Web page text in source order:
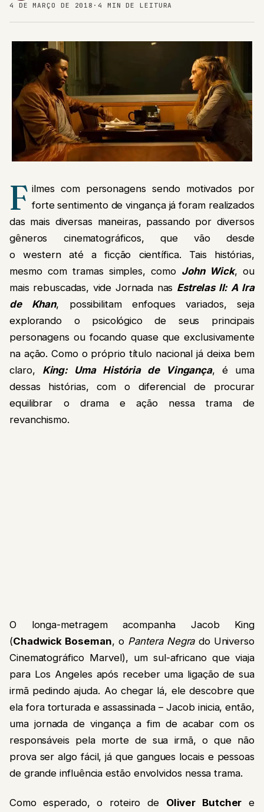
4 DE MARÇO DE 2018 ·4 MIN DE LEITURA
F ilmes com personagens sendo motivados por
forte sentimento de vingança já foram realizados
das mais diversas maneiras, passando por diversos
gêneros cinematográficos, que vão desde
o western até a ficção científica. Tais histórias,
mesmo com tramas simples, como John Wick, ou
mais rebuscadas, vide Jornada nas Estrelas II: A Ira
de Khan, possibilitam enfoques variados, seja
explorando o psicológico de seus principais
personagens ou focando quase que exclusivamente
na ação. Como o próprio título nacional já deixa bem
claro, King: Uma História de Vingança, é uma
dessas histórias, com o diferencial de procurar
equilibrar o drama e ação nessa trama de
revanchismo.
O longa-metragem acompanha Jacob King
(Chadwick Boseman, o Pantera Negrado Universo
Cinematográfico Marvel), um sul-africano que viaja
para Los Angeles após receber uma ligação de sua
irmã pedindo ajuda. Ao chegar lá, ele descobre que
ela fora torturada e assassinada – Jacob inicia, então,
uma jornada de vingança a fim de acabar com os
responsáveis pela morte de sua irmã, o que não
prova ser algo fácil, já que gangues locais e pessoas
de grande influência estão envolvidos nessa trama.
Como esperado, o roteiro de Oliver Butcher e